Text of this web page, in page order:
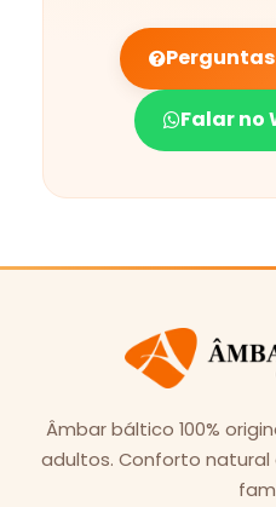
Falar no
Âmbar báltico 100%
adultos. Conforto